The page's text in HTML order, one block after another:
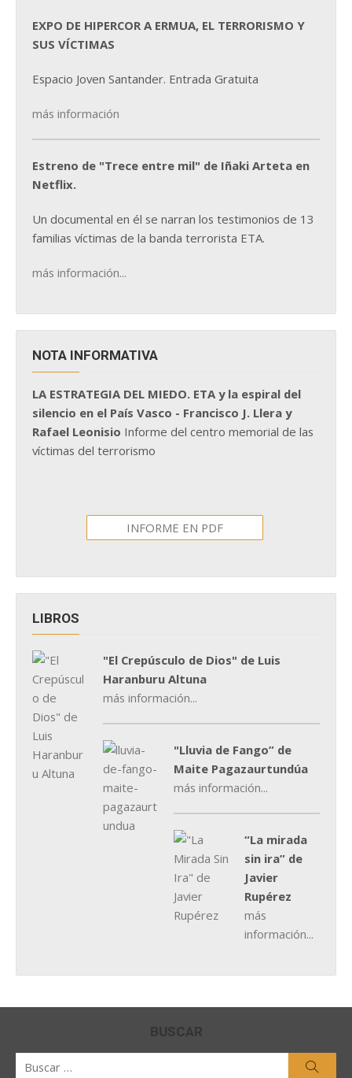
EXPO DE HIPERCOR A ERMUA, EL TERRORISMO Y
SUS VÍCTIMAS
Espacio Joven Santander. Entrada Gratuita
más información
Estreno de "Trece entre mil" de Iñaki Arteta en
Netflix.
Un documental en él se narran los testimonios de 13
familias víctimas de la banda terrorista ETA.
más información...
NOTA INFORMATIVA
LA ESTRATEGIA DEL MIEDO. ETA y la espiral del
silencio en el País Vasco - Francisco J. Llera y
Rafael Leonisio Informe del centro memorial de las
víctimas del terrorismo
INFORME EN PDF
LIBROS
"El Crepúsculo de Dios" de Luis
Haranburu Altuna
más información...
"Lluvia de Fango” de
Maite Pagazaurtundúa
más información...
“La mirada
sin ira” de
Javier
Rupérez
más
información...
BUSCAR